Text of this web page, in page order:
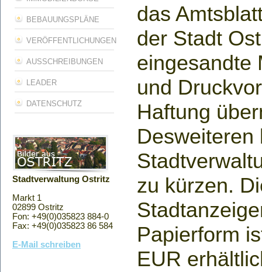
BEBAUUNGSPLÄNE
VERÖFFENTLICHUNGEN
AUSSCHREIBUNGEN
LEADER
DATENSCHUTZ
Stadtverwaltung Ostritz
Markt 1
02899 Ostritz
Fon: +49(0)035823 884-0
Fax: +49(0)035823 86 584
E-Mail schreiben
das
der Stadt
eingesandte
und
Haftung
Desweiteren
zu kürzen.
Papierform
EUR